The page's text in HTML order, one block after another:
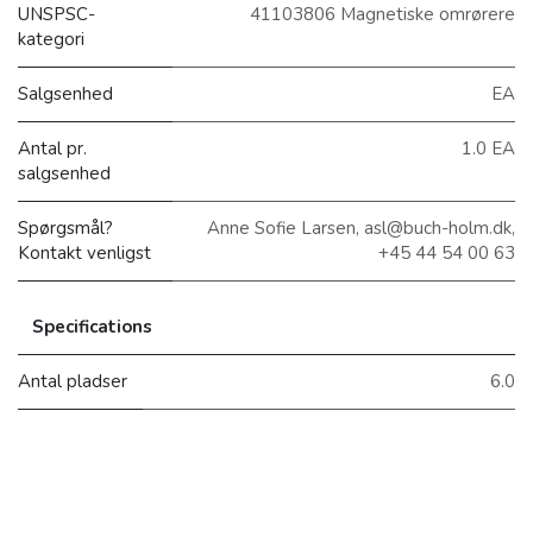
UNSPSC-
kategori
41103806 Magnetiske omrørere
Salgsenhed EA
Antal pr.
salgsenhed
1.0 EA
Spørgsmål?
Kontakt venligst
Anne Sofie Larsen, asl@buch-holm.dk,
+45 44 54 00 63
Specifications
Antal pladser 6.0